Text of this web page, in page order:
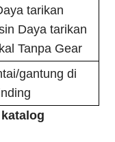
tarikan
Daya tarikan
Tanpa Gear
gantung di